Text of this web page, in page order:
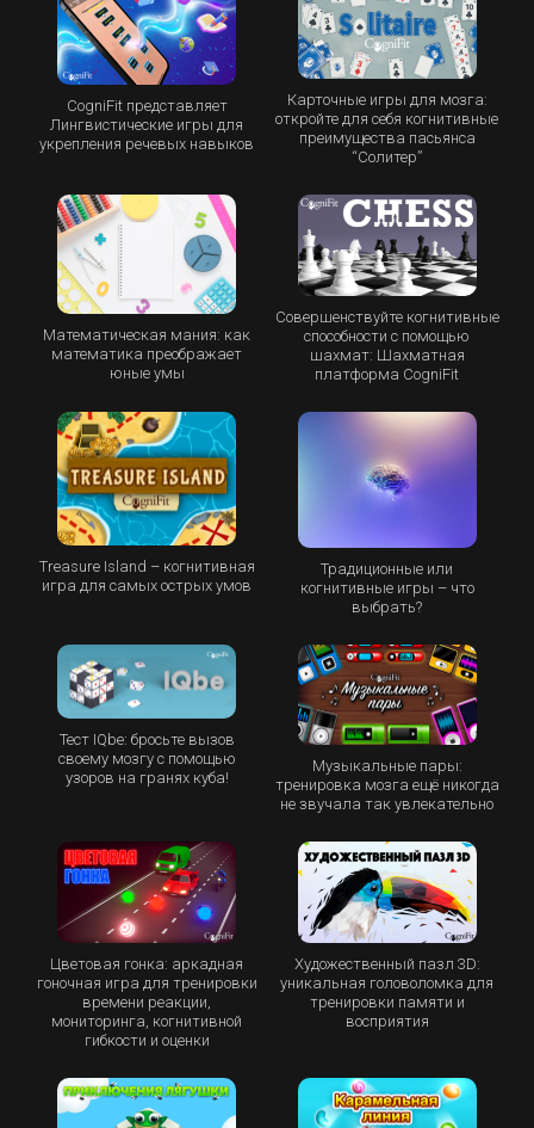
CogniFit представляет
Лингвистические игры для
укрепления речевых навыков
Карточные игры для мозга:
откройте для себя когнитивные
преимущества пасьянса
“Cолитер”
Математическая мания: как
математика преображает
юные умы
Совершенствуйте когнитивные
способности с помощью
шахмат: Шахматная
платформа CogniFit
Treasure Island – когнитивная
игра для самых острых умов
Традиционные или
когнитивные игры – что
выбрать?
Тест IQbe: бросьте вызов
своему мозгу с помощью
узоров на гранях куба!
Музыкальные пары:
тренировка мозга ещё никогда
не звучала так увлекательно
Цветовая гонка: аркадная
гоночная игра для тренировки
времени реакции,
мониторинга, когнитивной
гибкости и оценки
Художественный пазл 3D:
уникальная головоломка для
тренировки памяти и
восприятия